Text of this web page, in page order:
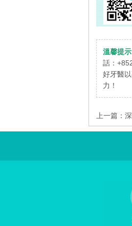
溫馨提示
話：
好牙醫
力！
上一篇：